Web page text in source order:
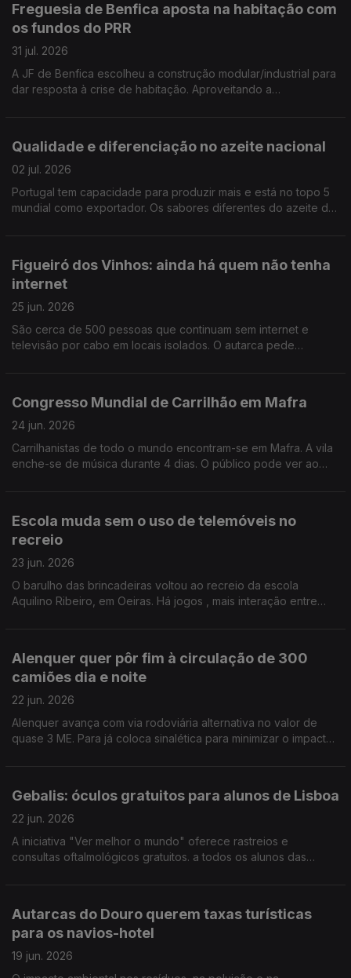
Freguesia de Benfica aposta na habitação com
os fundos do PRR
31 jul. 2026
A JF de Benfica escolheu a construção modular/industrial para
dar resposta à crise de habitação. Aproveitando a
Qualidade e diferenciação no azeite nacional
02 jul. 2026
Portugal tem capacidade para produzir mais e está no topo 5
mundial como exportador. Os sabores diferentes do azeite de
Figueiró dos Vinhos: ainda há quem não tenha
internet
25 jun. 2026
São cerca de 500 pessoas que continuam sem internet e
televisão por cabo em locais isolados. O autarca pede
Congresso Mundial de Carrilhão em Mafra
24 jun. 2026
Carrilhanistas de todo o mundo encontram-se em Mafra. A vila
enche-se de música durante 4 dias. O público pode ver ao
Escola muda sem o uso de telemóveis no
recreio
23 jun. 2026
O barulho das brincadeiras voltou ao recreio da escola
Aquilino Ribeiro, em Oeiras. Há jogos , mais interação entre
Alenquer quer pôr fim à circulação de 300
camiões dia e noite
22 jun. 2026
Alenquer avança com via rodoviária alternativa no valor de
quase 3 ME. Para já coloca sinalética para minimizar o impacto
Gebalis: óculos gratuitos para alunos de Lisboa
22 jun. 2026
A iniciativa "Ver melhor o mundo" oferece rastreios e
consultas oftalmológicos gratuitos. a todos os alunos das
Autarcas do Douro querem taxas turísticas
para os navios-hotel
19 jun. 2026